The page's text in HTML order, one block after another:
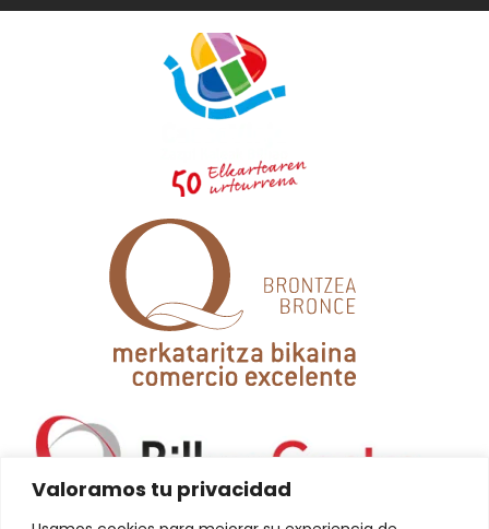
Valoramos tu privacidad